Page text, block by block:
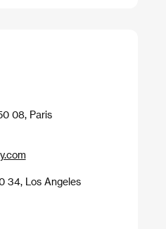
08, Paris
34, Los Angeles